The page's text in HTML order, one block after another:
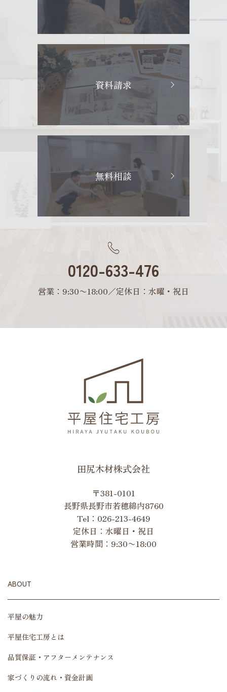
資料請求
無料相談
0120-633-476
営業：9:30〜18:00／定休日：水曜・祝日
田尻木材株式会社
〒381-0101
長野県長野市若穂綿内8760
Tel： 026-213-4649
定休日：水曜日・祝日
営業時間：9:30〜18:00
ABOUT
平屋の魅力
平屋住宅工房とは
品質保証・アフターメンテナンス
家づくりの流れ・資金計画